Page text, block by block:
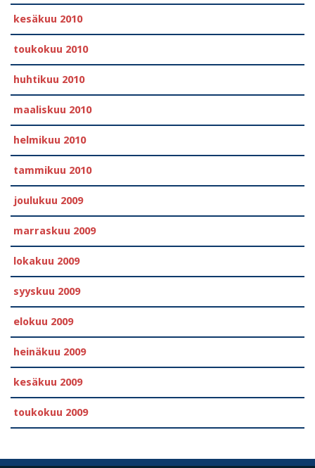
kesäkuu 2010
toukokuu 2010
huhtikuu 2010
maaliskuu 2010
helmikuu 2010
tammikuu 2010
joulukuu 2009
marraskuu 2009
lokakuu 2009
syyskuu 2009
elokuu 2009
heinäkuu 2009
kesäkuu 2009
toukokuu 2009